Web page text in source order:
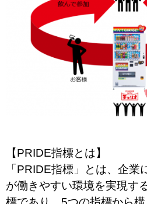
【PRIDE指標とは】
「PRIDE指標」とは、企
が働きやすい環境を実現す